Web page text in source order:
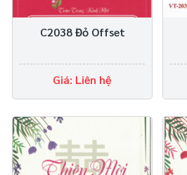
C2038 Đỏ Offset
Giá: Liên hệ